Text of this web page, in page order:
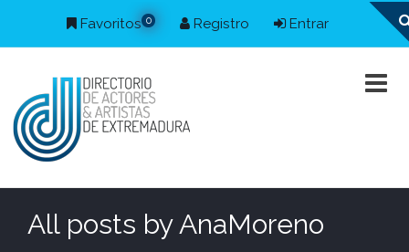
Favoritos 0 Registro Entrar
All posts byAnaMoreno